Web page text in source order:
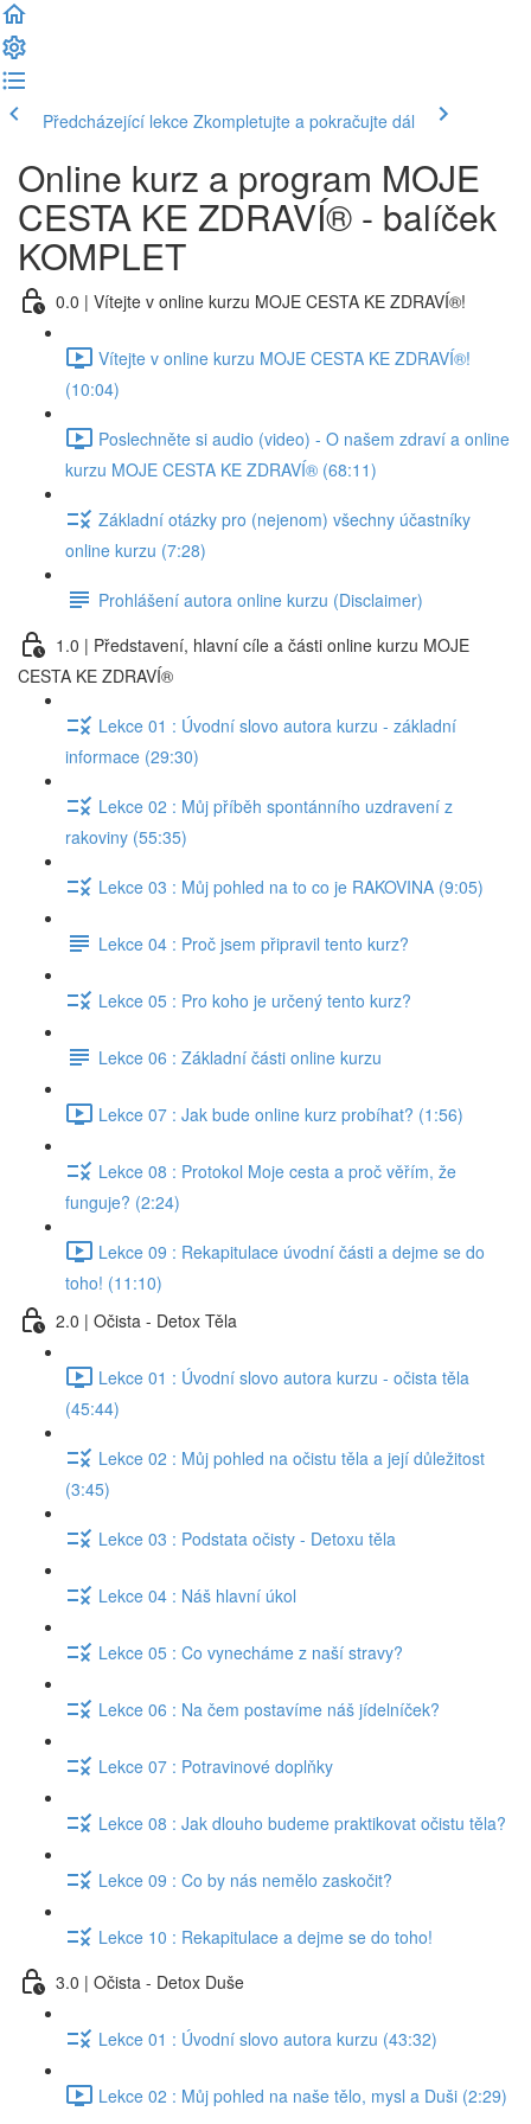
Předcházející lekce Zkompletujte a pokračujte dál
Online kurz a program MOJE
CESTA KE ZDRAVÍ® - balíček
KOMPLET
0.0 | Vítejte v online kurzu MOJE CESTA KE ZDRAVÍ®!
Vítejte v online kurzu MOJE CESTA KE ZDRAVÍ®!
(10:04)
Poslechněte si audio (video) - O našem zdraví a online
kurzu MOJE CESTA KE ZDRAVÍ® (68:11)
Základní otázky pro (nejenom) všechny účastníky
online kurzu (7:28)
Prohlášení autora online kurzu (Disclaimer)
1.0 | Představení, hlavní cíle a části online kurzu MOJE
CESTA KE ZDRAVÍ®
Lekce 01 : Úvodní slovo autora kurzu - základní
informace (29:30)
Lekce 02 : Můj příběh spontánního uzdravení z
rakoviny (55:35)
Lekce 03 : Můj pohled na to co je RAKOVINA (9:05)
Lekce 04 : Proč jsem připravil tento kurz?
Lekce 05 : Pro koho je určený tento kurz?
Lekce 06 : Základní části online kurzu
Lekce 07 : Jak bude online kurz probíhat? (1:56)
Lekce 08 : Protokol Moje cesta a proč věřím, že
funguje? (2:24)
Lekce 09 : Rekapitulace úvodní části a dejme se do
toho! (11:10)
2.0 | Očista - Detox Těla
Lekce 01 : Úvodní slovo autora kurzu - očista těla
(45:44)
Lekce 02 : Můj pohled na očistu těla a její důležitost
(3:45)
Lekce 03 : Podstata očisty - Detoxu těla
Lekce 04 : Náš hlavní úkol
Lekce 05 : Co vynecháme z naší stravy?
Lekce 06 : Na čem postavíme náš jídelníček?
Lekce 07 : Potravinové doplňky
Lekce 08 : Jak dlouho budeme praktikovat očistu těla?
Lekce 09 : Co by nás nemělo zaskočit?
Lekce 10 : Rekapitulace a dejme se do toho!
3.0 | Očista - Detox Duše
Lekce 01 : Úvodní slovo autora kurzu (43:32)
Lekce 02 : Můj pohled na naše tělo, mysl a Duši (2:29)